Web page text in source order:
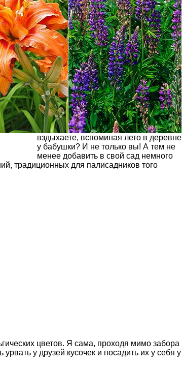
вздыхаете, вспоминая лето в деревне
у бабушки? И не только вы! А тем не
менее добавить в свой сад немного
традиционных для палисадников того
цветов. Я сама, проходя мимо забора
у друзей кусочек и посадить их у себя у